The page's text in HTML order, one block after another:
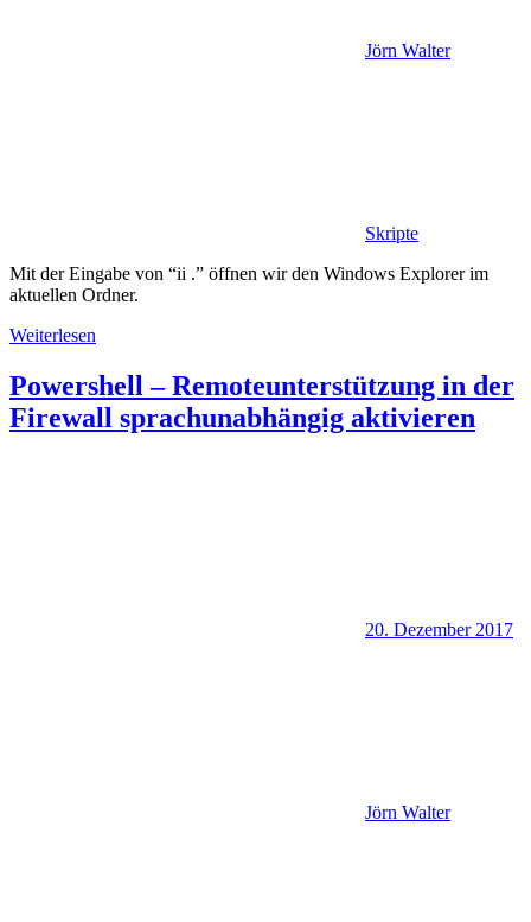
Jörn Walter
Skripte
Mit der Eingabe von “ii .” öffnen wir den Windows Explorer im
aktuellen Ordner.
Weiterlesen
Powershell – Remoteunterstützung in der
Firewall sprachunabhängig aktivieren
20. Dezember 2017
Jörn Walter